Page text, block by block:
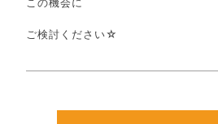
ご検討ください☆